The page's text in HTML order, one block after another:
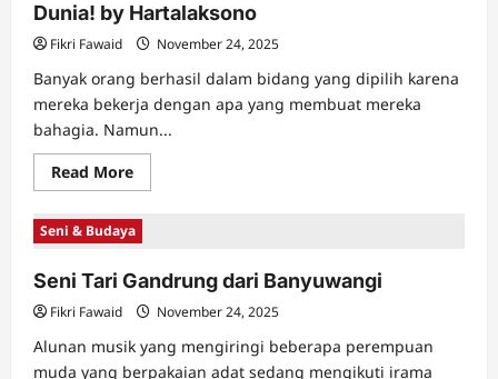
Dunia! by Hartalaksono
Fikri Fawaid November 24, 2025
Banyak orang berhasil dalam bidang yang dipilih karena
mereka bekerja dengan apa yang membuat mereka
bahagia. Namun...
Read MoreRead
more
Kulit
Singkong
menjadi
Api
kelas
Dunia!
Hartalaksono
Seni & Budaya
Seni Tari Gandrung dari Banyuwangi
Fikri Fawaid November 24, 2025
Alunan musik yang mengiringi beberapa perempuan
muda yang berpakaian adat sedang mengikuti irama